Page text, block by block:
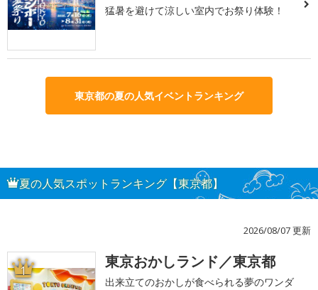
猛暑を避けて涼しい室内でお祭り体験！
東京都の夏の人気イベントランキング
夏の人気スポットランキング【東京都】
2026/08/07 更新
1 東京おかしランド／東京都
出来立てのおかしが食べられる夢のワンダ